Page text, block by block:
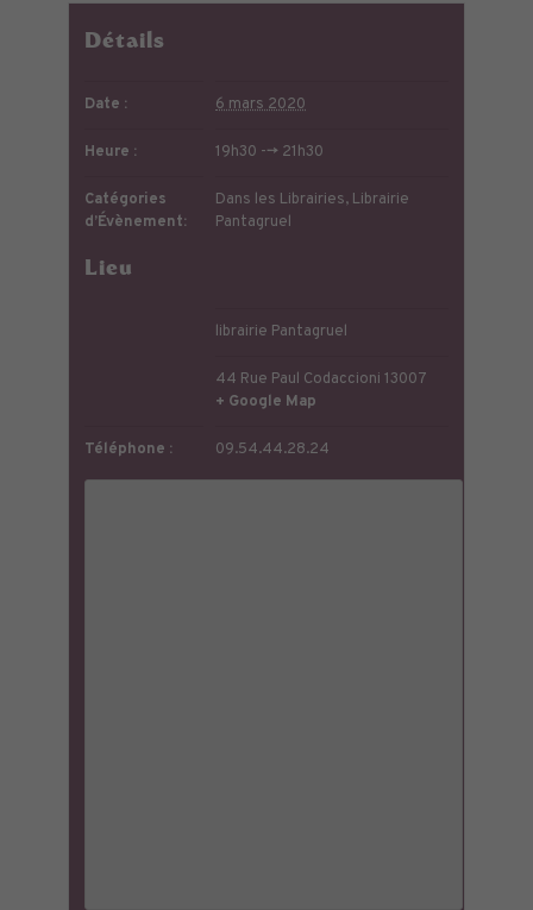
Détails
Date : 6 mars 2020
Heure : 19h30 --> 21h30
Catégories
d’Évènement:
Dans les Librairies, Librairie
Pantagruel
Lieu
librairie Pantagruel
44 Rue Paul Codaccioni 13007
+ Google Map
Téléphone : 09.54.44.28.24